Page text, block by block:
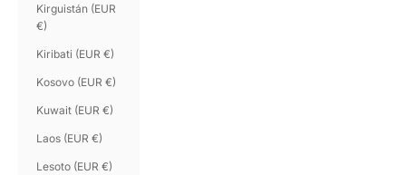
Kirguistán (EUR
€)
Kiribati (EUR €)
Kosovo (EUR €)
Kuwait (EUR €)
Laos (EUR €)
Lesoto (EUR €)